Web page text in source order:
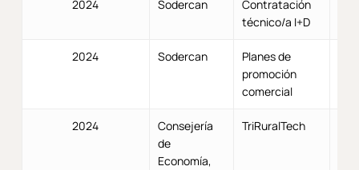
2024 Sodercan
Contratación
técnico/a I+D
2024 Sodercan
Planes de
promoción
comercial
2024
Consejería
de
Economía,
TriRuralTech